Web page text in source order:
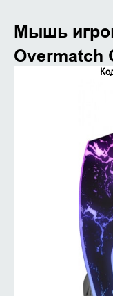
Мышь
Overmatch